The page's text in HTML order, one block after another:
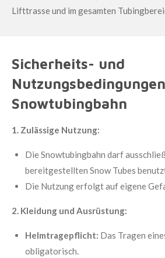
Lifttrasse und im gesamten
Sicherheits- und
Snowtubingbahn
1. Zulässige Nutzung:
Die Snowtubingbahn darf
bereitgestellten Snow Tubes
Die Nutzung erfolgt auf eigene
2. Kleidung und Ausrüstung:
Helmtragepflicht: Das Tragen
obligatorisch.